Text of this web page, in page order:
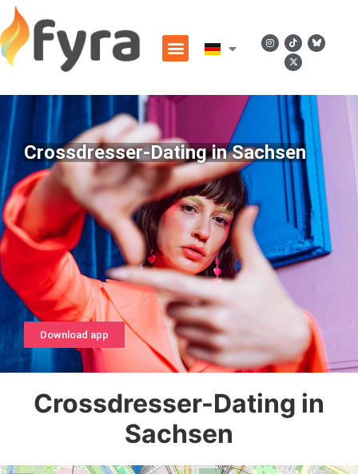
Crossdresser-Dating in Sachsen
Download app
Crossdresser-Dating in
Sachsen